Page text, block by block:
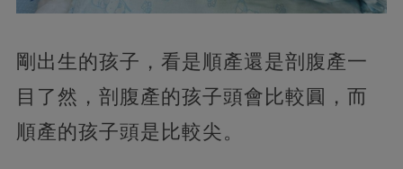
剛出生的孩子，看是順產還是剖腹產一
目了然，剖腹產的孩子頭會比較圓，而
順產的孩子頭是比較尖。